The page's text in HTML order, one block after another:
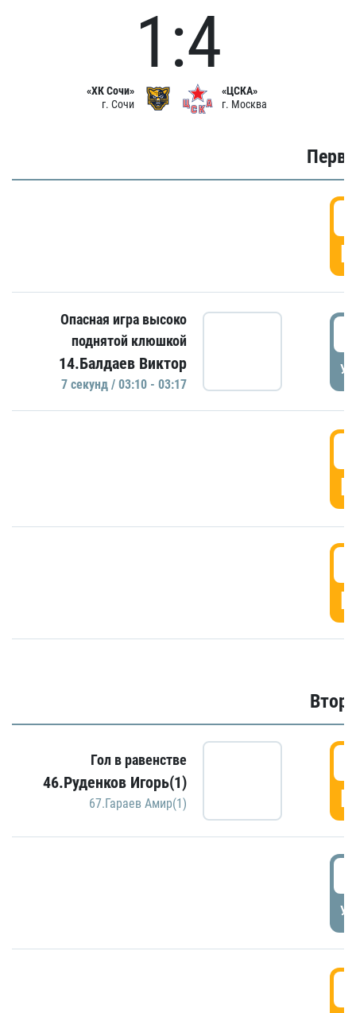
«ХК Сочи»
г. Сочи
1:4
«ЦСКА»
г. Москва
Опасная игра высоко
поднятой клюшкой
14.Балдаев Виктор
7 секунд / 03:10 - 03:17
Гол в равенстве
46.Руденков Игорь(1)
67.Гараев Амир(1)